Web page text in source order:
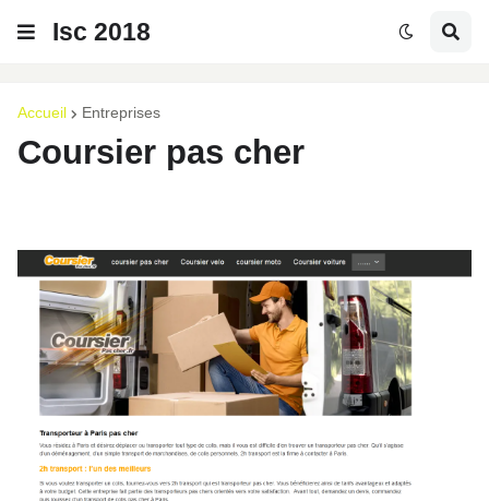
Isc 2018
Accueil Entreprises
Coursier pas cher